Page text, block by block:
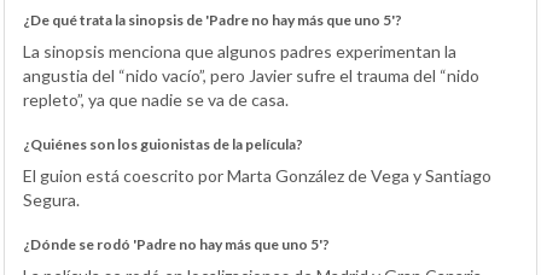
¿De qué trata la sinopsis de 'Padre no hay más que uno 5'?
La sinopsis menciona que algunos padres experimentan la
angustia del “nido vacío”, pero Javier sufre el trauma del “nido
repleto”, ya que nadie se va de casa.
¿Quiénes son los guionistas de la película?
El guion está coescrito por Marta González de Vega y Santiago
Segura.
¿Dónde se rodó 'Padre no hay más que uno 5'?